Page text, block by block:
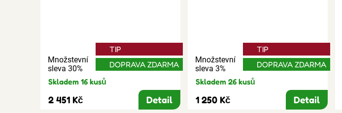
Množstevní
sleva 30%
TIP
DOPRAVA ZDARMA
Skladem 16 kusů
2 451 Kč Detail
Množstevní
sleva 3%
TIP
DOPRAVA ZDARMA
Skladem 26 kusů
1 250 Kč Detail